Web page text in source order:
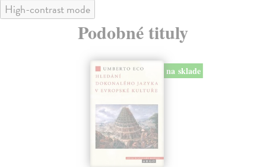
High-contrast mode
Podobné tituly
na sklade